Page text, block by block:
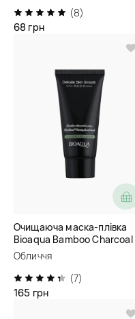
(8)
68 грн
Очищаюча маска-плівка
Bioaqua Bamboo Charcoal
Suction Blackhead Tearing
Facial Mask
Обличчя
(7)
165 грн